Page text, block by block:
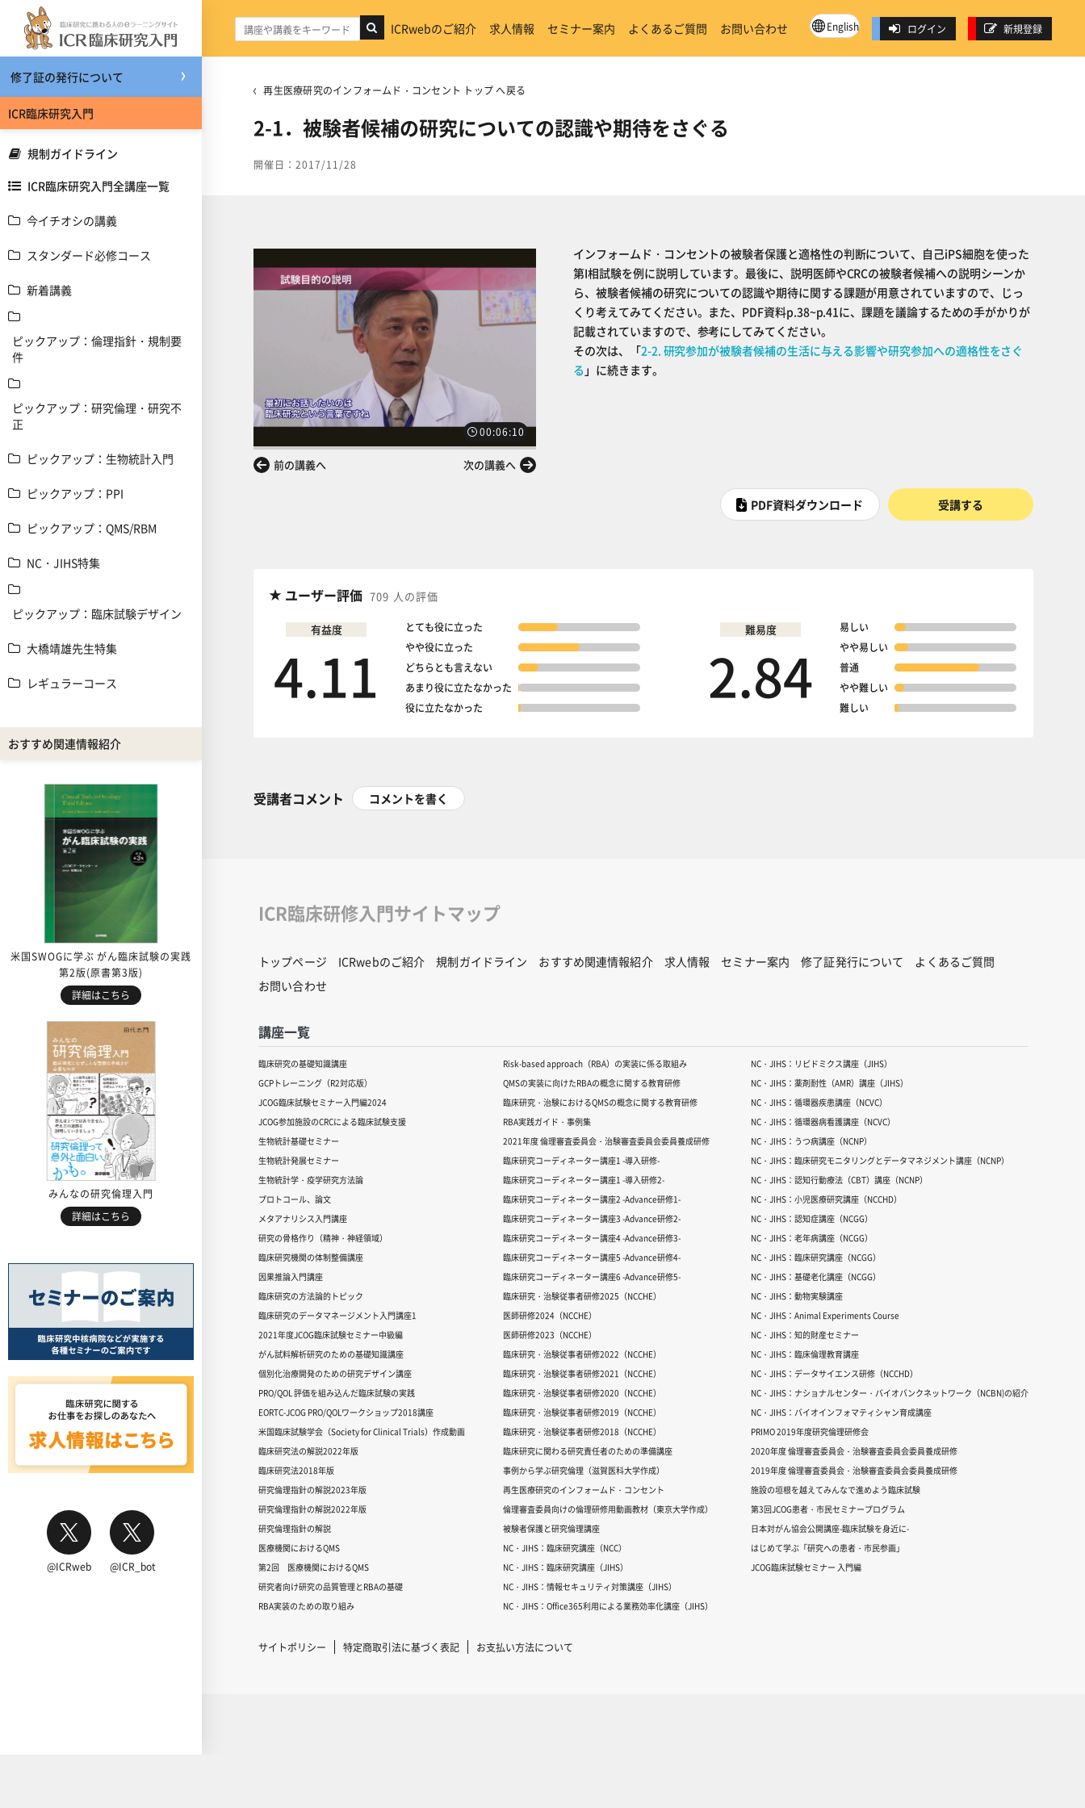
メインコンテンツへスキップする
修了証の発行について
ICR臨床研究入門
規制ガイドライン
ICR臨床研究入門全講座一覧
今イチオシの講義
スタンダード必修コース
新着講義
ピックアップ：倫理指針・規制要
件
ピックアップ：研究倫理・研究不
正
ピックアップ：生物統計入門
ピックアップ：PPI
ピックアップ：QMS/RBM
NC・JIHS特集
ピックアップ：臨床試験デザイン
大橋靖雄先生特集
レギュラーコース
おすすめ関連情報紹介
米国SWOGに学ぶ がん臨床試験の実践
第2版(原書第3版)
詳細はこちら
みんなの研究倫理入門
詳細はこちら
@ICRweb @ICR_bot
ICRwebのご紹介 求人情報 セミナー案内 よくあるご質問 お問い合わせ English ログイン 新規登録
再生医療研究のインフォームド・コンセント トップ へ戻る
2-1．被験者候補の研究についての認識や期待をさぐる
開催日：2017/11/28
00:06:10
前の講義へ 次の講義へ
インフォームド・コンセントの被験者保護と適格性の判断について、自己iPS細胞を使った
第I相試験を例に説明しています。最後に、説明医師やCRCの被験者候補への説明シーンか
ら、被験者候補の研究についての認識や期待に関する課題が用意されていますので、じっ
くり考えてみてください。また、PDF資料p.38~p.41に、課題を議論するための手がかりが
記載されていますので、参考にしてみてください。
その次は、「2-2. 研究参加が被験者候補の生活に与える影響や研究参加への適格性をさぐ
る 」に続きます。
PDF資料ダウンロード 受講する
ユーザー評価 709 人の評価
有益度
4.11
とても役に立った
やや役に立った
どちらとも言えない
あまり役に立たなかった
役に立たなかった
難易度
2.84
易しい
やや易しい
普通
やや難しい
難しい
受講者コメント コメントを書く
ICR臨床研修入門サイトマップ
トップページ ICRwebのご紹介 規制ガイドライン おすすめ関連情報紹介 求人情報 セミナー案内 修了証発行について
よくあるご質問
お問い合わせ
講座一覧
臨床研究の基礎知識講座
GCPトレーニング（R2対応版）
JCOG臨床試験セミナー入門編2024
JCOG参加施設のCRCによる臨床試験支援
生物統計基礎セミナー
生物統計発展セミナー
生物統計学・疫学研究方法論
プロトコール、論文
メタアナリシス入門講座
研究の骨格作り（精神・神経領域）
臨床研究機関の体制整備講座
因果推論入門講座
臨床研究の方法論的トピック
臨床研究のデータマネージメント入門講座1
2021年度JCOG臨床試験セミナー中級編
がん試料解析研究のための基礎知識講座
個別化治療開発のための研究デザイン講座
PRO/QOL 評価を組み込んだ臨床試験の実践
EORTC-JCOG PRO/QOLワークショップ2018講座
米国臨床試験学会（Society for Clinical Trials）作成動画
臨床研究法の解説2022年版
臨床研究法2018年版
研究倫理指針の解説2023年版
研究倫理指針の解説2022年版
研究倫理指針の解説
医療機関におけるQMS
第2回 医療機関におけるQMS
研究者向け研究の品質管理とRBAの基礎
RBA実装のための取り組み
Risk-based approach（RBA）の実装に係る取組み
QMSの実装に向けたRBAの概念に関する教育研修
臨床研究・治験におけるQMSの概念に関する教育研修
RBA実践ガイド・事例集
2021年度 倫理審査委員会・治験審査委員会委員養成研修
臨床研究コーディネーター講座1 -導入研修-
臨床研究コーディネーター講座1 -導入研修2-
臨床研究コーディネーター講座2 -Advance研修1-
臨床研究コーディネーター講座3 -Advance研修2-
臨床研究コーディネーター講座4 -Advance研修3-
臨床研究コーディネーター講座5 -Advance研修4-
臨床研究コーディネーター講座6 -Advance研修5-
臨床研究・治験従事者研修2025（NCCHE）
医師研修2024（NCCHE）
医師研修2023（NCCHE）
臨床研究・治験従事者研修2022（NCCHE）
臨床研究・治験従事者研修2021（NCCHE）
臨床研究・治験従事者研修2020（NCCHE）
臨床研究・治験従事者研修2019（NCCHE）
臨床研究・治験従事者研修2018（NCCHE）
臨床研究に関わる研究責任者のための準備講座
事例から学ぶ研究倫理（滋賀医科大学作成）
再生医療研究のインフォームド・コンセント
倫理審査委員向けの倫理研修用動画教材（東京大学作成）
被験者保護と研究倫理講座
NC・JIHS：臨床研究講座（NCC）
NC・JIHS：臨床研究講座（JIHS）
NC・JIHS：情報セキュリティ対策講座（JIHS）
NC・JIHS：Office365利用による業務効率化講座（JIHS）
NC・JIHS：リピドミクス講座（JIHS）
NC・JIHS：薬剤耐性（AMR）講座（JIHS）
NC・JIHS：循環器疾患講座（NCVC）
NC・JIHS：循環器病看護講座（NCVC）
NC・JIHS：うつ病講座（NCNP）
NC・JIHS：臨床研究モニタリングとデータマネジメント講座（NCNP）
NC・JIHS：認知行動療法（CBT）講座（NCNP）
NC・JIHS：小児医療研究講座（NCCHD）
NC・JIHS：認知症講座（NCGG）
NC・JIHS：老年病講座（NCGG）
NC・JIHS：臨床研究講座（NCGG）
NC・JIHS：基礎老化講座（NCGG）
NC・JIHS：動物実験講座
NC・JIHS：Animal Experiments Course
NC・JIHS：知的財産セミナー
NC・JIHS：臨床倫理教育講座
NC・JIHS：データサイエンス研修（NCCHD）
NC・JIHS：ナショナルセンター・バイオバンクネットワーク（NCBN)の紹介
NC・JIHS：バイオインフォマティシャン育成講座
PRIMO 2019年度研究倫理研修会
2020年度 倫理審査委員会・治験審査委員会委員養成研修
2019年度 倫理審査委員会・治験審査委員会委員養成研修
施設の垣根を越えてみんなで進めよう臨床試験
第3回JCOG患者・市民セミナープログラム
日本対がん協会公開講座-臨床試験を身近に-
はじめて学ぶ「研究への患者・市民参画」
JCOG臨床試験セミナー 入門編
サイトポリシー 特定商取引法に基づく表記 お支払い方法について